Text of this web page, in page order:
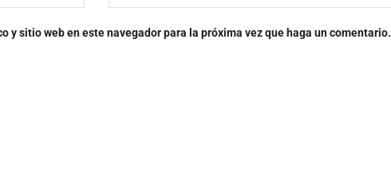
y sitio web en este navegador para la próxima vez que haga un comentario.